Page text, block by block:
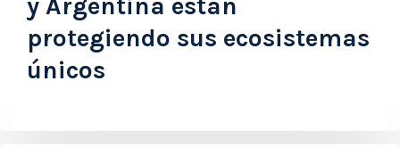
y Argentina están
protegiendo sus ecosistemas
únicos